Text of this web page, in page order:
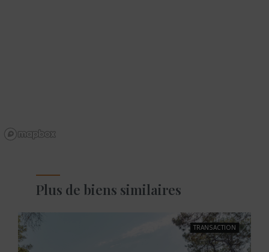
Plus de biens similaires
TRANSACTION